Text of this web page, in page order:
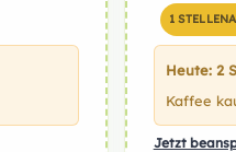
1
Heute: 2
Kaffee
Jetzt